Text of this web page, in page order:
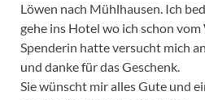
Löwen nach Mühlhausen. Ich
gehe ins Hotel wo ich schon
Spenderin hatte versucht mich
und danke für das Geschenk.
Sie wünscht mir alles Gute und